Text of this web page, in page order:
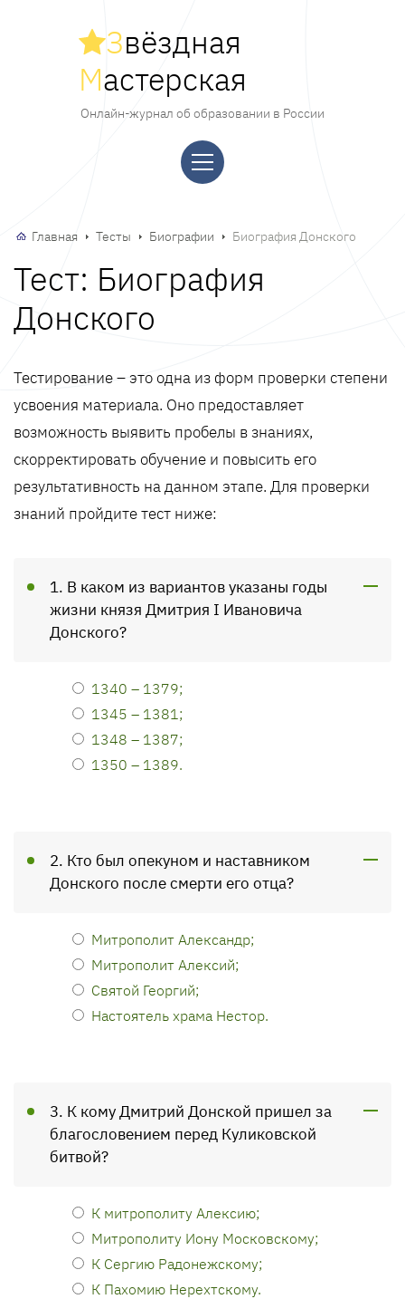
Звёздная
Мастерская
Онлайн-журнал об образовании в России
Главная Тесты Биографии Биография Донского
Тест: Биография
Донского
Тестирование – это одна из форм проверки степени
усвоения материала. Оно предоставляет
возможность выявить пробелы в знаниях,
скорректировать обучение и повысить его
результативность на данном этапе. Для проверки
знаний пройдите тест ниже:
1. В каком из вариантов указаны годы
жизни князя Дмитрия I Ивановича
Донского?
1340 – 1379;
1345 – 1381;
1348 – 1387;
1350 – 1389.
2. Кто был опекуном и наставником
Донского после смерти его отца?
Митрополит Александр;
Митрополит Алексий;
Святой Георгий;
Настоятель храма Нестор.
3. К кому Дмитрий Донской пришел за
благословением перед Куликовской
битвой?
К митрополиту Алексию;
Митрополиту Иону Московскому;
К Сергию Радонежскому;
К Пахомию Нерехтскому.